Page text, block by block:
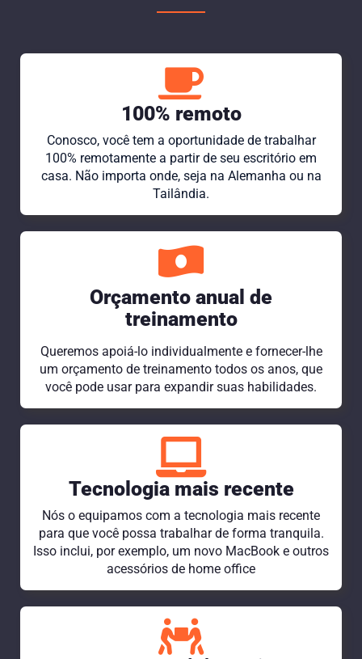
100% remoto
Conosco, você tem a oportunidade de trabalhar
100% remotamente a partir de seu escritório em
casa. Não importa onde, seja na Alemanha ou na
Tailândia.
Orçamento anual de
treinamento
Queremos apoiá-lo individualmente e fornecer-lhe
um orçamento de treinamento todos os anos, que
você pode usar para expandir suas habilidades.
Tecnologia mais recente
Nós o equipamos com a tecnologia mais recente
para que você possa trabalhar de forma tranquila.
Isso inclui, por exemplo, um novo MacBook e outros
acessórios de home office